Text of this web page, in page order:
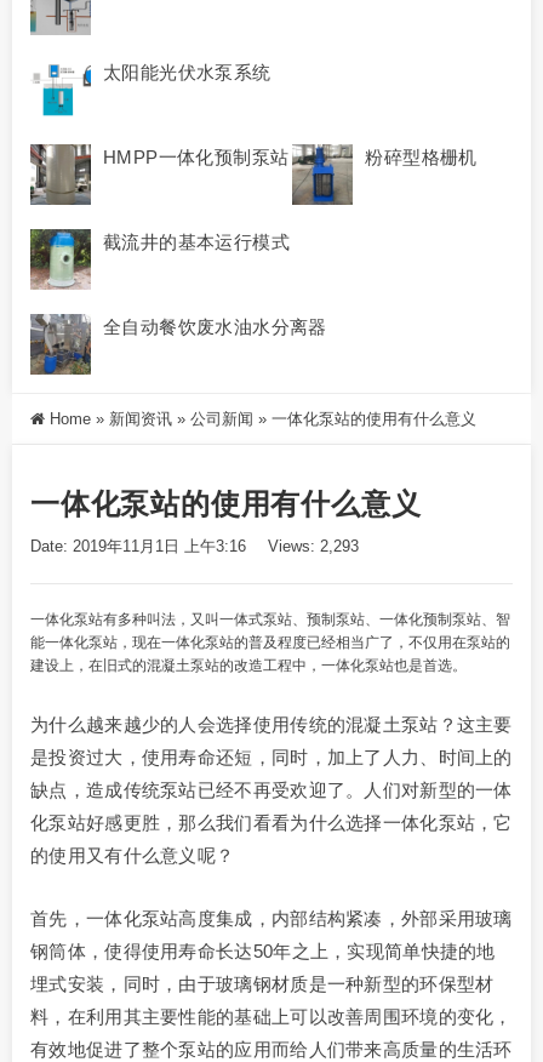
太阳能光伏水泵系统
HMPP一体化预制泵站 粉碎型格栅机
截流井的基本运行模式
全自动餐饮废水油水分离器
Home » 新闻资讯 » 公司新闻 » 一体化泵站的使用有什么意义
一体化泵站的使用有什么意义
Date: 2019年11月1日 上午3:16 Views: 2,293
一体化泵站有多种叫法，又叫一体式泵站、预制泵站、 一体化预制泵站、智
能一体化泵站，现在一体化泵站的普及程度已经相当广了，不仅用在泵站的
建设上，在旧式的混凝土泵站的改造工程中，一体化泵站也是首选。
为什么越来越少的人会选择使用传统的混凝土泵站？这主要
是投资过大，使用寿命还短，同时，加上了人力、时间上的
缺点，造成传统泵站已经不再受欢迎了。人们对新型的一体
化泵站好感更胜，那么我们看看为什么选择一体化泵站，它
的使用又有什么意义呢？
首先，一体化泵站高度集成，内部结构紧凑，外部采用玻璃
钢筒体，使得使用寿命长达50年之上，实现简单快捷的地
埋式安装，同时，由于玻璃钢材质是一种新型的环保型材
料，在利用其主要性能的基础上可以改善周围环境的变化，
有效地促进了整个泵站的应用而给人们带来高质量的生活环